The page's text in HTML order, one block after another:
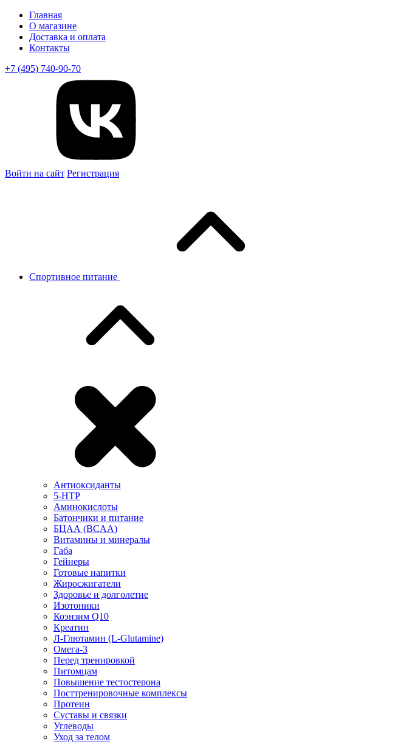
Главная
О магазине
Доставка и оплата
Контакты
+7 (495) 740-90-70
Войти на сайт Регистрация
Спортивное питание
Антиоксиданты
5-HTP
Аминокислоты
Батончики и питание
БЦАА (BCAA)
Витамины и минералы
Габа
Гейнеры
Готовые напитки
Жиросжигатели
Здоровье и долголетие
Изотоники
Коэнзим Q10
Креатин
Л-Глютамин (L-Glutamine)
Омега-3
Перед тренировкой
Питомцам
Повышение тестостерона
Посттренировочные комплексы
Протеин
Суставы и связки
Углеводы
Уход за телом